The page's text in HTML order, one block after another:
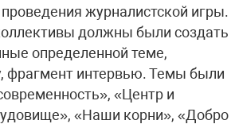
журналистской
должны были создать
определенной теме,
фрагмент интервью. Темы были
«Центр и
«Наши корни», «Добро